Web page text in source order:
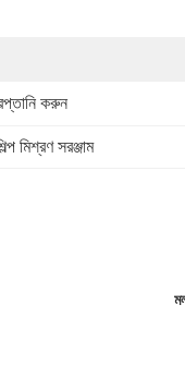
রপ্তানি করুন
মিশ্রণ সরঞ্জাম